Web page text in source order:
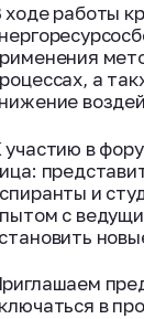
ходе работы
а
участию в
и
с
в